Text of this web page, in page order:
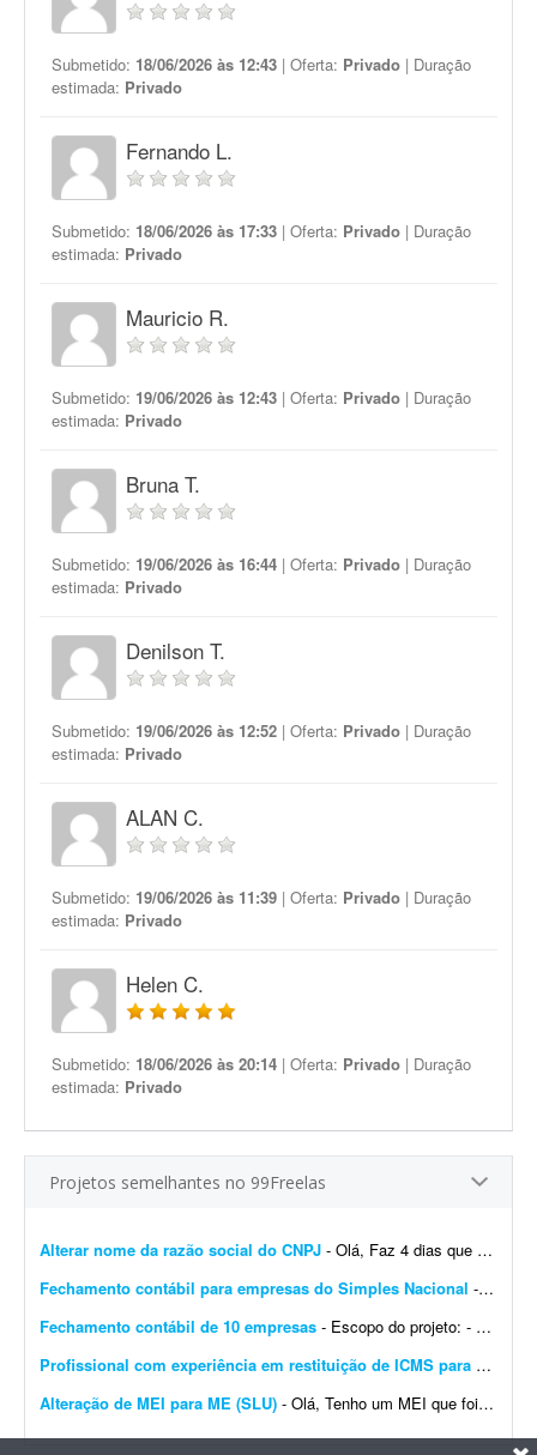
Submetido: 18/06/2026 às 12:43 | Oferta: Privado | Duração
estimada: Privado
Fernando L.
Submetido: 18/06/2026 às 17:33 | Oferta: Privado | Duração
estimada: Privado
Mauricio R.
Submetido: 19/06/2026 às 12:43 | Oferta: Privado | Duração
estimada: Privado
Bruna T.
Submetido: 19/06/2026 às 16:44 | Oferta: Privado | Duração
estimada: Privado
Denilson T.
Submetido: 19/06/2026 às 12:52 | Oferta: Privado | Duração
estimada: Privado
ALAN C.
Submetido: 19/06/2026 às 11:39 | Oferta: Privado | Duração
estimada: Privado
Helen C.
Submetido: 18/06/2026 às 20:14 | Oferta: Privado | Duração
estimada: Privado
Projetos semelhantes no 99Freelas
Alterar nome da razão social do CNPJ - Olá, Faz 4 dias que abri um CNPJ novo no Simples Nacional. Precisei abrir uma conta no TikTok e o CPF aparece com meu nome de casada; por isso houve divergência no nome registrado na ...
Fechamento contábil para empresas do Simples Nacional - - Fechamento contábil de 30 empresas do Simples Nacional, referente a 2025. - Entrega com contas conciliadas e demonstrativo de composição de contas. - Empresas prestadoras de ...
Fechamento contábil de 10 empresas - Escopo do projeto: - Fechamento contábil de 10 empresas, período de janeiro a junho. - Entrega com contas conciliadas e composição de contas. - Empresas, majoritariament...
Profissional com experiência em restituição de ICMS para produtor rural
Alteração de MEI para ME (SLU) - Olá, Tenho um MEI que foi desenquadrado em 01/2026 por excesso de faturamento. Preciso fazer a alteração de MEI para ME (SLU). CNPJ: 57215203000112 Por favor, quem tiver int...